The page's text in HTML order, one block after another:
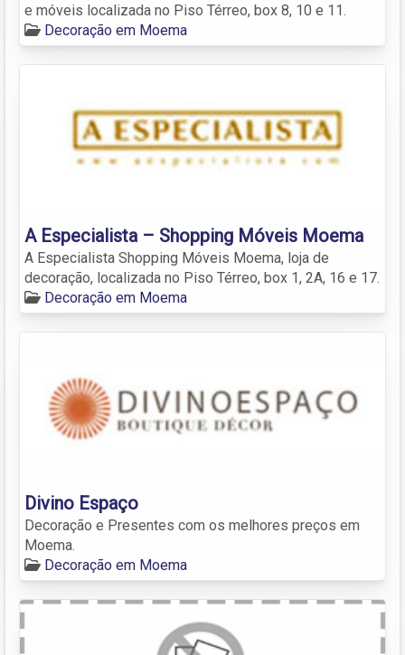
e móveis localizada no Piso Térreo, box 8, 10 e 11.
Decoração em Moema
A Especialista – Shopping Móveis Moema
A Especialista Shopping Móveis Moema, loja de
decoração, localizada no Piso Térreo, box 1, 2A, 16 e 17.
Decoração em Moema
Divino Espaço
Decoração e Presentes com os melhores preços em
Moema.
Decoração em Moema